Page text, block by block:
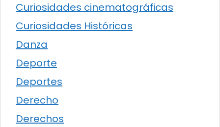
Curiosidades cinematográficas
Curiosidades Históricas
Danza
Deporte
Deportes
Derecho
Derechos